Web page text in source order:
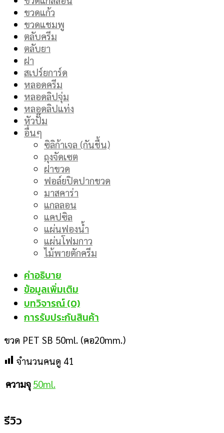
ขวดแก้ว
ขวดแชมพู
ตลับครีม
ตลับยา
ฝา
สเปร์ยการ์ด
หลอดครีม
หลอดลิปจุ่ม
หลอดลิปแท่ง
หัวปั๊ม
อื่นๆ
ซิลิก้าเจล (กันชื้น)
ถุงจัดเซต
ฝาขวด
ฟอล์ยปิดปากขวด
มาสคาร่า
แกลลอน
แคปซิล
แผ่นฟองน้ำ
แผ่นโฟมกาว
ไม้พายตักครีม
คำอธิบาย
ข้อมูลเพิ่มเติม
บทวิจารณ์ (0)
การรับประกันสินค้า
ขวด PET SB 50ml. (คอ20mm.)
จำนวนคนดู 41
ความจุ 50ml.
รีวิว